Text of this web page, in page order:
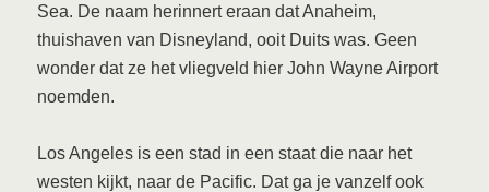
Sea. De naam herinnert eraan dat Anaheim,
thuishaven van Disneyland, ooit Duits was. Geen
wonder dat ze het vliegveld hier John Wayne Airport
noemden.
Los Angeles is een stad in een staat die naar het
westen kijkt, naar de Pacific. Dat ga je vanzelf ook